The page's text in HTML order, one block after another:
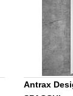
Antrax